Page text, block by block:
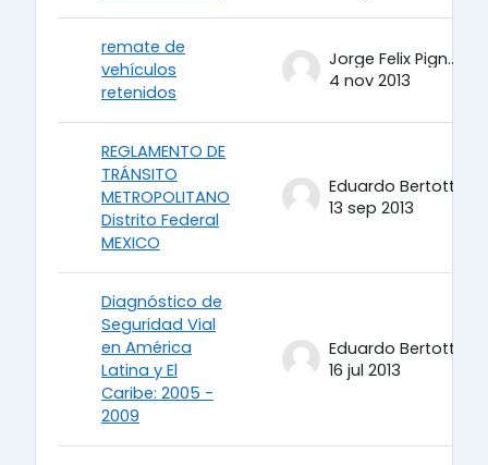
remate de
vehículos
retenidos
Jorge Felix Pignatta
4 nov 2013
REGLAMENTO DE
TRÁNSITO
METROPOLITANO
Distrito Federal
MEXICO
Eduardo Bertotti
13 sep 2013
Diagnóstico de
Seguridad Vial
en América
Latina y El
Caribe: 2005 -
2009
Eduardo Bertotti
16 jul 2013